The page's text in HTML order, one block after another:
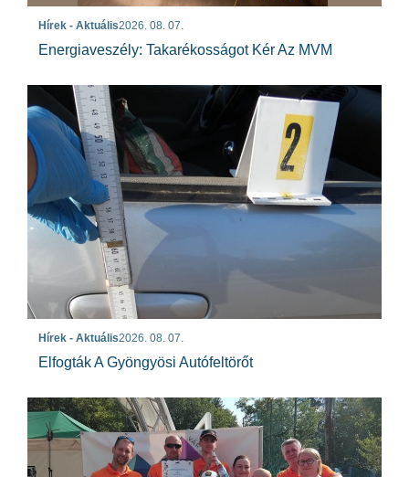
Hírek - Aktuális2026. 08. 07.
Energiaveszély: Takarékosságot Kér Az MVM
Hírek - Aktuális2026. 08. 07.
Elfogták A Gyöngyösi Autófeltörőt